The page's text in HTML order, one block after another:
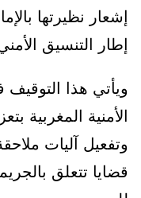
إشعار نظيرتها
إطار التنسيق
ويأتي هذا
الأمنية المغربية
وتفعيل آليات
قضايا تتعلق